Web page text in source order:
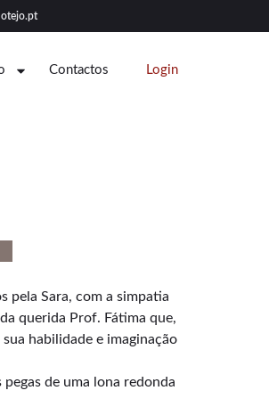
Contactos Login
pela Sara, com a simpatia
querida Prof. Fátima que,
habilidade e imaginação
de uma lona redonda